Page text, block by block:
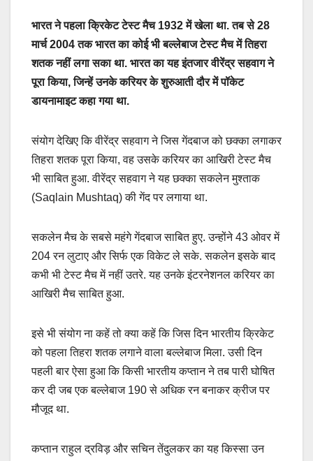
भारत ने पहला क्रिकेट टेस्ट मैच 1932 में खेला था. तब से 28
मार्च 2004 तक भारत का कोई भी बल्लेबाज टेस्ट मैच में तिहरा
शतक नहीं लगा सका था. भारत का यह इंतजार वीरेंद्र सहवाग ने
पूरा किया, जिन्हें उनके करियर के शुरुआती दौर में पॉकेट
डायनामाइट कहा गया था.
संयोग देखिए कि वीरेंद्र सहवाग ने जिस गेंदबाज को छक्का लगाकर
तिहरा शतक पूरा किया, वह उसके करियर का आखिरी टेस्ट मैच
भी साबित हुआ. वीरेंद्र सहवाग ने यह छक्का सकलेन मुश्ताक
(Saqlain Mushtaq) की गेंद पर लगाया था.
सकलेन मैच के सबसे महंगे गेंदबाज साबित हुए. उन्होंने 43 ओवर में
204 रन लुटाए और सिर्फ एक विकेट ले सके. सकलेन इसके बाद
कभी भी टेस्ट मैच में नहीं उतरे. यह उनके इंटरनेशनल करियर का
आखिरी मैच साबित हुआ.
इसे भी संयोग ना कहें तो क्या कहें कि जिस दिन भारतीय क्रिकेट
को पहला तिहरा शतक लगाने वाला बल्लेबाज मिला. उसी दिन
पहली बार ऐसा हुआ कि किसी भारतीय कप्तान ने तब पारी घोषित
कर दी जब एक बल्लेबाज 190 से अधिक रन बनाकर क्रीज पर
मौजूद था.
कप्तान राहुल द्रविड़ और सचिन तेंदुलकर का यह किस्सा उन